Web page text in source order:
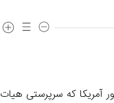
که سرپرستی هیات